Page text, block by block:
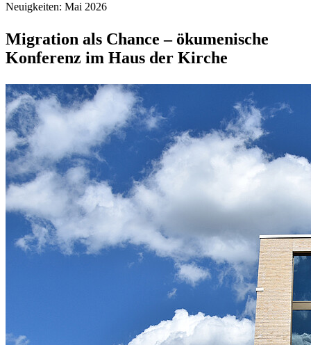
Neuigkeiten: Mai 2026
Migration als Chance – ökumenische
Konferenz im Haus der Kirche